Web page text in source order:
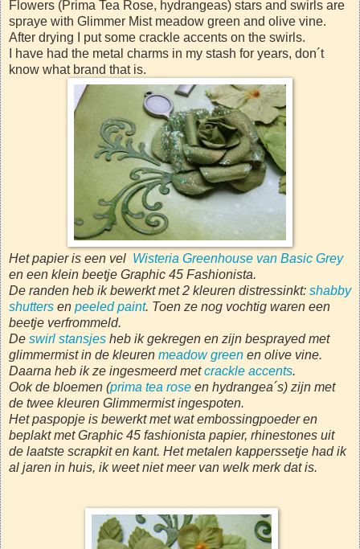
Flowers (Prima Tea Rose, hydrangeas) stars and swirls are
spraye with Glimmer Mist meadow green and olive vine.
After drying I put some crackle accents on the swirls.
I have had the metal charms in my stash for years, don´t
know what brand that is.
Het papier is een vel Wisteria Greenhouse van Basic Grey
en een klein beetje Graphic 45 Fashionista.
De randen heb ik bewerkt met 2 kleuren distressinkt: shabby
shutters en peeled paint. Toen ze nog vochtig waren een
beetje verfrommeld.
De swirl stansjes heb ik gekregen en zijn besprayed met
glimmermist in de kleuren meadow green en olive vine.
Daarna heb ik ze ingesmeerd metcrackle accents.
Ook de bloemen (prima tea rose en hydrangea´s) zijn met
de twee kleuren Glimmermist ingespoten.
Het paspopje is bewerkt met wat embossingpoeder en
beplakt met Graphic 45 fashionista papier, rhinestones uit
de laatste scrapkit en kant. Het metalen kapperssetje had ik
al jaren in huis, ik weet niet meer van welk merk dat is.